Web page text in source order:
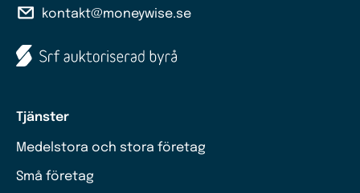
kontakt@moneywise.se
Tjänster
Medelstora och stora företag
Små företag